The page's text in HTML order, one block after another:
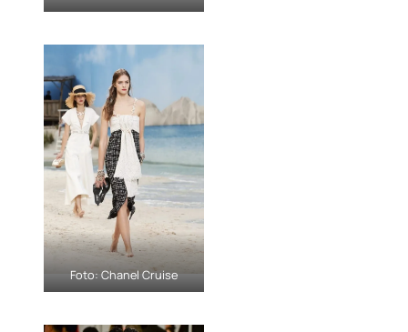
Foto: Chanel Cruise